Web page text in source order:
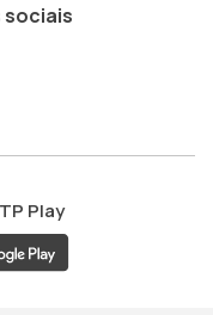
sociais
ao
Play